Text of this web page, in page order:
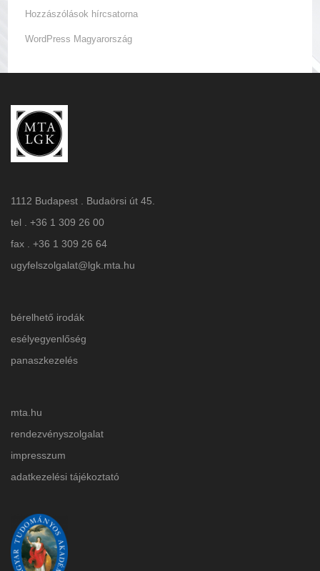
Hozzászólások hírcsatorna
WordPress Magyarország
1112 Budapest . Budaörsi út 45.
tel . +36 1 309 26 00
fax . +36 1 309 26 64
ugyfelszolgalat@lgk.mta.hu
bérelhető irodák
esélyegyenlőség
panaszkezelés
mta.hu
rendezvényszolgalat
impresszum
adatkezelési tájékoztató